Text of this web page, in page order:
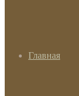
Главная